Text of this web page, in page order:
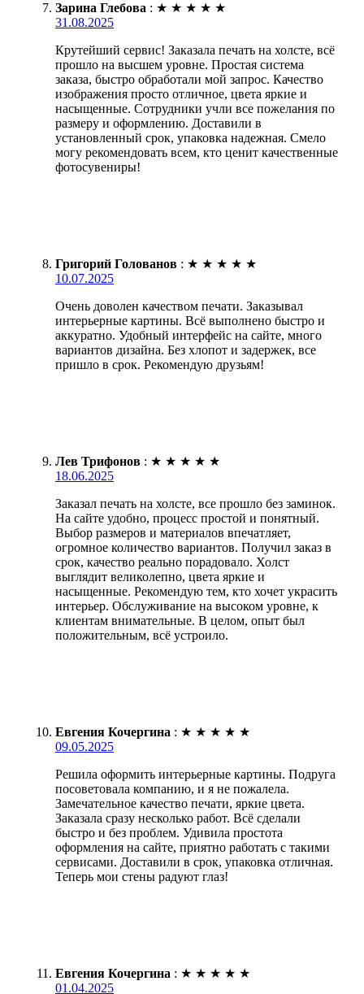
Зарина Глебова : ★ ★ ★ ★ ★
31.08.2025
Крутейший сервис! Заказала печать на холсте, всё
прошло на высшем уровне. Простая система
заказа, быстро обработали мой запрос. Качество
изображения просто отличное, цвета яркие и
насыщенные. Сотрудники учли все пожелания по
размеру и оформлению. Доставили в
установленный срок, упаковка надежная. Смело
могу рекомендовать всем, кто ценит качественные
фотосувениры!
Григорий Голованов : ★ ★ ★ ★ ★
10.07.2025
Очень доволен качеством печати. Заказывал
интерьерные картины. Всё выполнено быстро и
аккуратно. Удобный интерфейс на сайте, много
вариантов дизайна. Без хлопот и задержек, все
пришло в срок. Рекомендую друзьям!
Лев Трифонов : ★ ★ ★ ★ ★
18.06.2025
Заказал печать на холсте, все прошло без заминок.
На сайте удобно, процесс простой и понятный.
Выбор размеров и материалов впечатляет,
огромное количество вариантов. Получил заказ в
срок, качество реально порадовало. Холст
выглядит великолепно, цвета яркие и
насыщенные. Рекомендую тем, кто хочет украсить
интерьер. Обслуживание на высоком уровне, к
клиентам внимательные. В целом, опыт был
положительным, всё устроило.
Евгения Кочергина : ★ ★ ★ ★ ★
09.05.2025
Решила оформить интерьерные картины. Подруга
посоветовала компанию, и я не пожалела.
Замечательное качество печати, яркие цвета.
Заказала сразу несколько работ. Всё сделали
быстро и без проблем. Удивила простота
оформления на сайте, приятно работать с такими
сервисами. Доставили в срок, упаковка отличная.
Теперь мои стены радуют глаз!
Евгения Кочергина : ★ ★ ★ ★ ★
01.04.2025